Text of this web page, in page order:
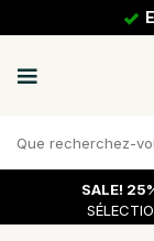
SALE!